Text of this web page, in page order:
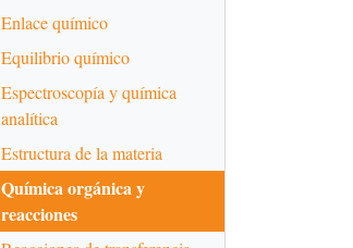
Enlace químico
Equilibrio químico
Espectroscopía y química
analítica
Estructura de la materia
Química orgánica y
reacciones